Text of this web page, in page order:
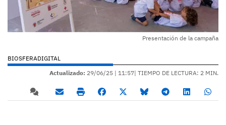
Presentación de la campaña
BIOSFERADIGITAL
Actualizado: 29/06/25 | 11:57| TIEMPO DE LECTURA: 2 MIN.